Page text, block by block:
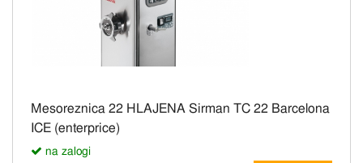
Mesoreznica 22 HLAJENA Sirman TC 22 Barcelona
ICE (enterprice)
na zalogi